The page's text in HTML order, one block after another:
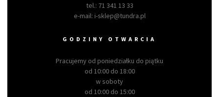
tel.: 71 341 13 33
e-mail: i-sklep@tundra.pl
GODZINY OTWARCIA
Pracujemy od poniedziałku do piątku
od 10:00 do 18:00
w soboty
od 10:00 do 15:00